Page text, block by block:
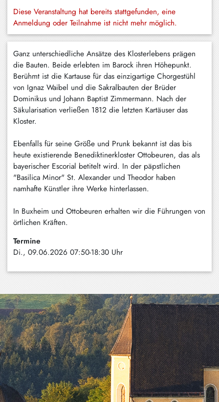
Diese Veranstaltung hat bereits stattgefunden, eine
Anmeldung oder Teilnahme ist nicht mehr möglich.
Ganz unterschiedliche Ansätze des Klosterlebens prägen
die Bauten. Beide erlebten im Barock ihren Höhepunkt.
Berühmt ist die Kartause für das einzigartige Chorgestühl
von Ignaz Waibel und die Sakralbauten der Brüder
Dominikus und Johann Baptist Zimmermann. Nach der
Säkularisation verließen 1812 die letzten Kartäuser das
Kloster.
Ebenfalls für seine Größe und Prunk bekannt ist das bis
heute existierende Benediktinerkloster Ottobeuren, das als
bayerischer Escorial betitelt wird. In der päpstlichen
"Basilica Minor" St. Alexander und Theodor haben
namhafte Künstler ihre Werke hinterlassen.
In Buxheim und Ottobeuren erhalten wir die Führungen von
örtlichen Kräften.
Termine
Di., 09.06.2026 07:50-18:30 Uhr
Schaftlach
/
Waakirchen
Schliersee
Tegernsee
Warngau
/
Wall
Weyarn